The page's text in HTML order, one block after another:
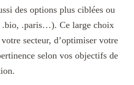
des options plus ciblées ou
.bio, .paris…). Ce large choix
secteur, d’optimiser votre
selon vos objectifs de